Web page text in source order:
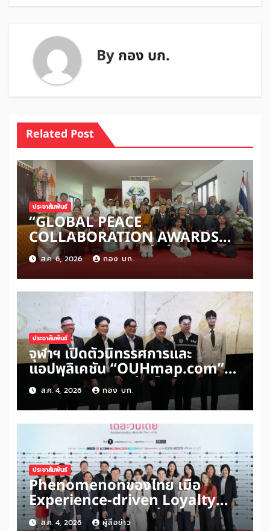
Byกอง บก.
Related Post
ประชาสัมพันธ์
“GLOBAL PEACE
COLLABORATION AWARDS
2026” เปิดเวทีเชิดชูผู้สร้างสันติภาพ
โลก ดันแนวคิด ‘สันติภาพเริ่มต้น
จากหัวใจมนุษย์’ สู่ความร่วมมือระดับ
นานาชาติ
ส.ค. 6, 2026 กอง บก.
ประชาสัมพันธ์
จุฬาฯ เปิดตัวนิทรรศการและ
แอปพลิเคชัน “OUHmap.com”
ระยะที่ 2 ปักหมุดย่านไชน่าทาวน์–
บรรทัดทอง–สามย่าน เชื่อมโยง
มรดกเมืองสามัญด้าน “อาหาร–พื้นที่
ศักดิ์สิทธิ์” สู่เศรษฐกิจสร้างสรรค์
ส.ค. 4, 2026 กอง บก.
ประชาสัมพันธ์
Phenomenonของไทย เมื่อ
Experience-driven Loyalty
พลิก “ประสบการณ์” สู่แรงขับ
ส.ค. 4, 2026 ผู้สื่อข่าว